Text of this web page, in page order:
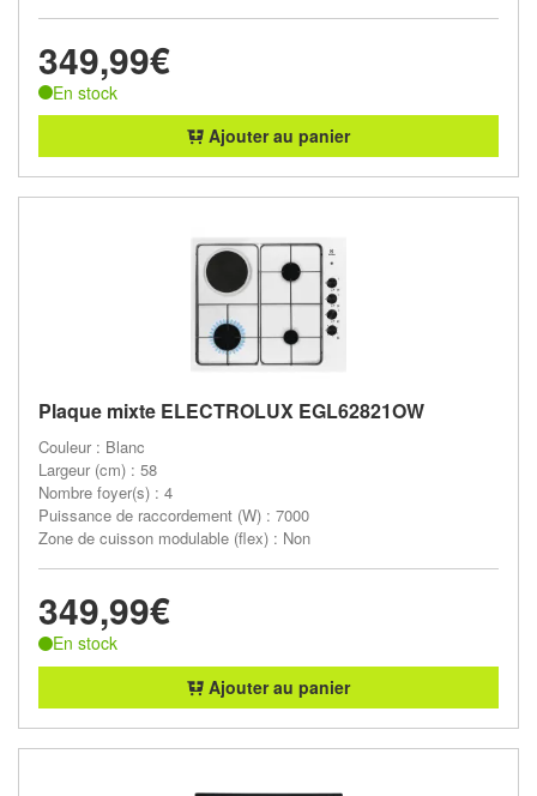
349,99€
En stock
Ajouter au panier
Plaque mixte ELECTROLUX EGL62821OW
Couleur : Blanc
Largeur (cm) : 58
Nombre foyer(s) : 4
Puissance de raccordement (W) : 7000
Zone de cuisson modulable (flex) : Non
349,99€
En stock
Ajouter au panier